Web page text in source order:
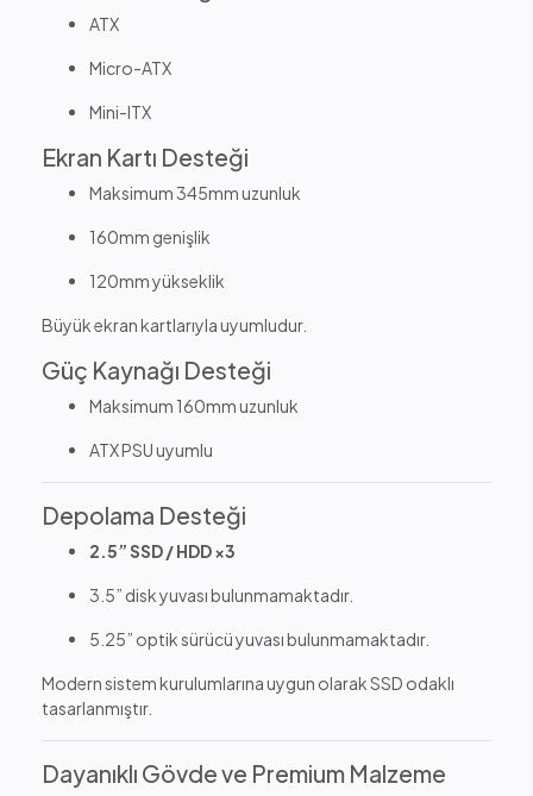
ATX
Micro-ATX
Mini-ITX
Ekran Kartı Desteği
Maksimum 345mm uzunluk
160mm genişlik
120mm yükseklik
Büyük ekran kartlarıyla uyumludur.
Güç Kaynağı Desteği
Maksimum 160mm uzunluk
ATX PSU uyumlu
Depolama Desteği
2.5” SSD / HDD ×3
3.5” disk yuvası bulunmamaktadır.
5.25” optik sürücü yuvası bulunmamaktadır.
Modern sistem kurulumlarına uygun olarak SSD odaklı
tasarlanmıştır.
Dayanıklı Gövde ve Premium Malzeme